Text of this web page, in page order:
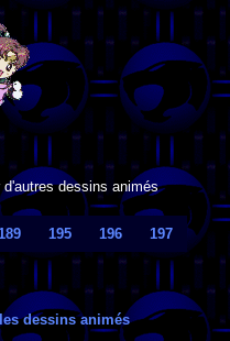
dessins animés
189 195 196 197
dessins animés